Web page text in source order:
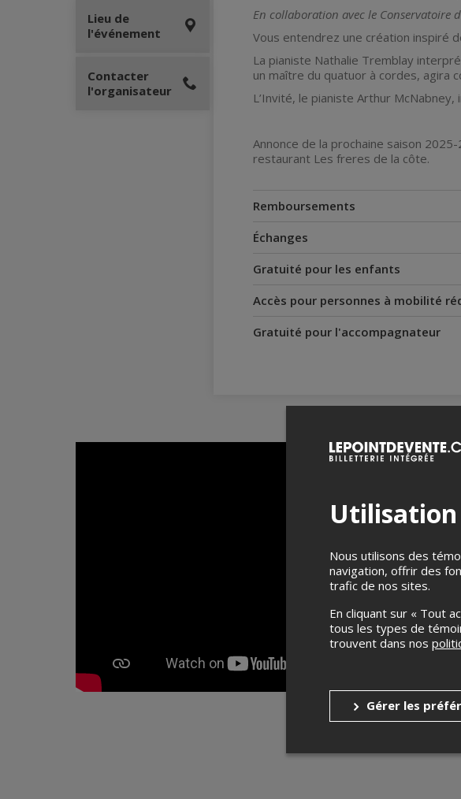
En collaboration avec le Conservatoire
Vous entendrez une création inspiré
La pianiste Nathalie Tremblay
un maître du quatuor à cordes, agira
L’Invité, le pianiste Arthur
Annonce de la prochaine saison
restaurant Les freres de la côte.
Remboursements
Échanges
Gratuité pour les enfants
Accès pour personnes à mobilité
Gratuité pour l'accompagnateur
Lieu de
l'événement
Contacter
l'organisateur
Utilisation
Nous utilisons des
navigation, offrir des
trafic de nos sites.
En cliquant sur « Tout
tous les types de
trouvent dans nos
Gérer les